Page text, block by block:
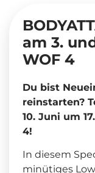
am 3.
WOF 4
Du bist
reinstarten?
10. Juni um
4!
In diesem
minütiges